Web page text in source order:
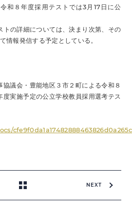
和８年度採用テストでは3月17日に公
トの詳細については、決まり次第、その
情報発信する予定としている。
議会・豊能地区３市２町による令和８
実施予定の公立学校教員採用選考テス
NEXT